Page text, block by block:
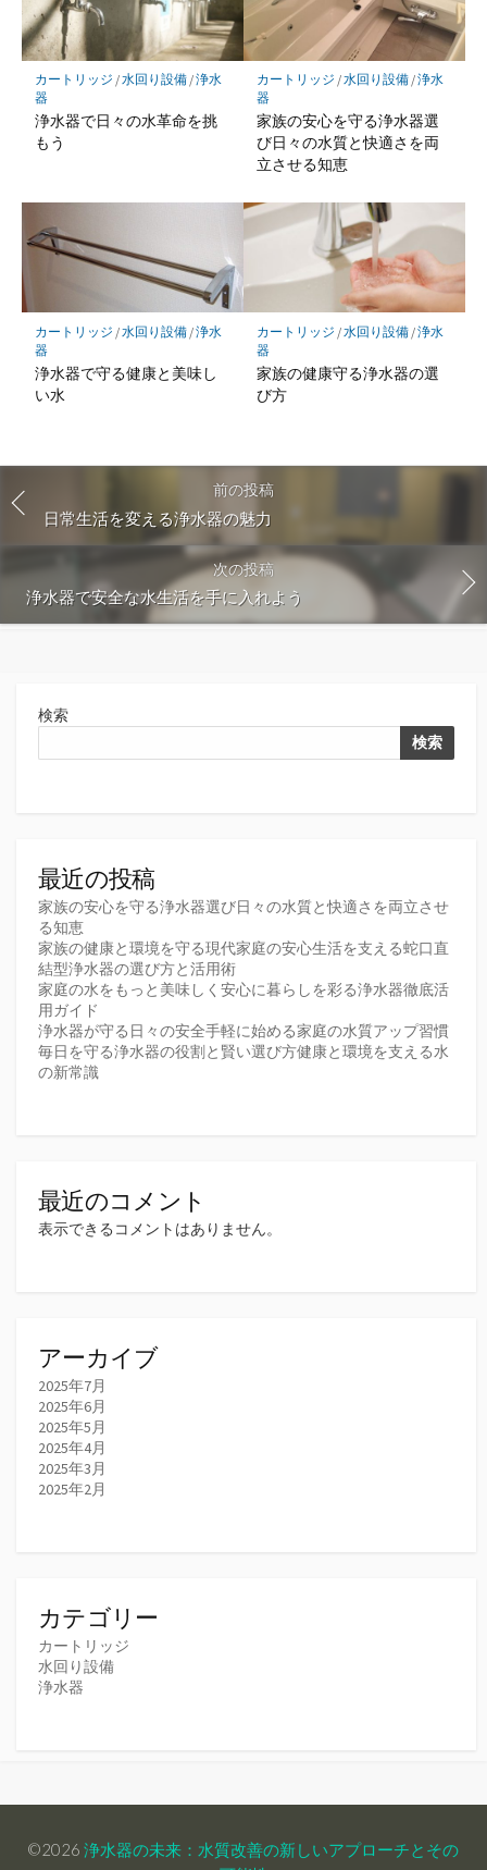
カートリッジ /水回り設備/浄水
器
浄水器で日々の水革命を挑
もう
カートリッジ /水回り設備/浄水
器
家族の安心を守る浄水器選
び日々の水質と快適さを両
立させる知恵
カートリッジ /水回り設備/浄水
器
浄水器で守る健康と美味し
い水
カートリッジ /水回り設備/浄水
器
家族の健康守る浄水器の選
び方
前の投稿
日常生活を変える浄水器の魅力
次の投稿
浄水器で安全な水生活を手に入れよう
検索
検索
最近の投稿
家族の安心を守る浄水器選び日々の水質と快適さを両立させ
る知恵
家族の健康と環境を守る現代家庭の安心生活を支える蛇口直
結型浄水器の選び方と活用術
家庭の水をもっと美味しく安心に暮らしを彩る浄水器徹底活
用ガイド
浄水器が守る日々の安全手軽に始める家庭の水質アップ習慣
毎日を守る浄水器の役割と賢い選び方健康と環境を支える水
の新常識
最近のコメント
表示できるコメントはありません。
アーカイブ
2025年7月
2025年6月
2025年5月
2025年4月
2025年3月
2025年2月
カテゴリー
カートリッジ
水回り設備
浄水器
©2026 浄水器の未来：水質改善の新しいアプローチとその